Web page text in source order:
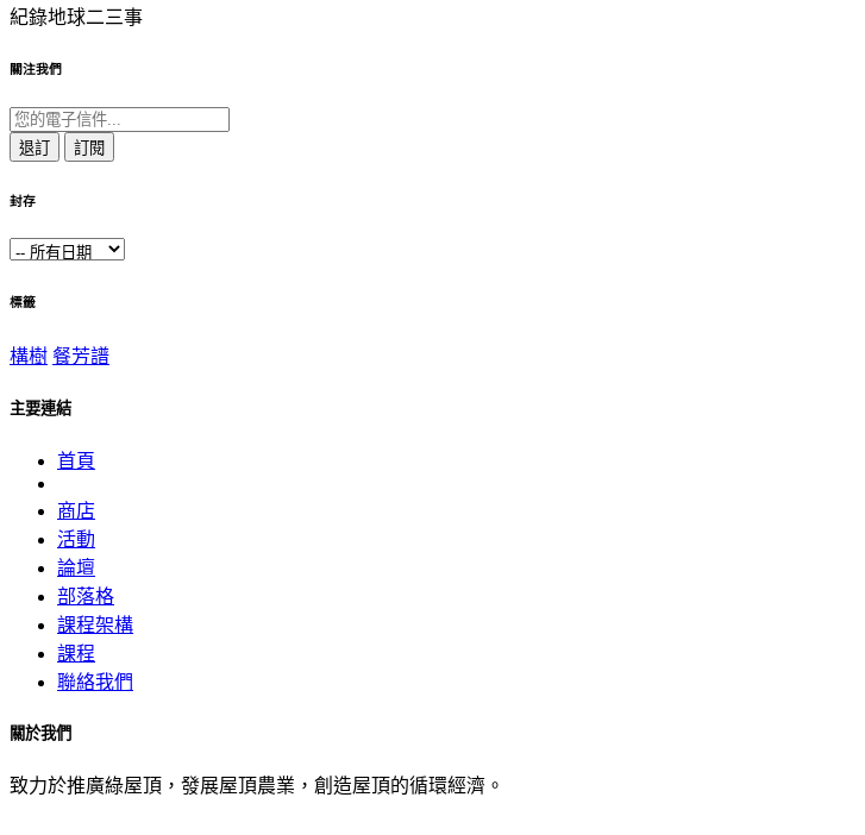
紀錄地球二三事
關注我們
退訂 訂閱
封存
標籤
構樹 餐芳譜
主要連結
首頁
商店
活動
論壇
部落格
課程架構
課程
聯絡我們
關於我們
致力於推廣綠屋頂，發展屋頂農業，創造屋頂的循環經濟。